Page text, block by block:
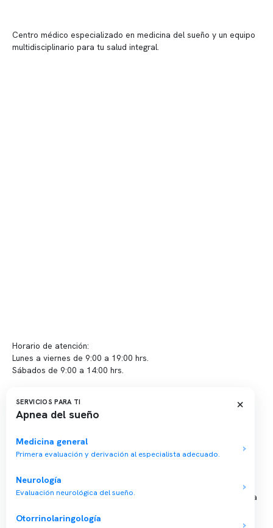
Centro médico especializado en medicina del sueño y un equipo
multidisciplinario para tu salud integral.
Horario de atención:
Lunes a viernes de 9:00 a 19:00 hrs.
Sábados de 9:00 a 14:00 hrs.
Sucursales
📍 Vitacura: Av. Kennedy 5488, Patio Inglés, piso -1, local 003
📍 Providencia: Av. Andrés Bello 2337, local 2
Reserva tu hora
Agenda tu consulta médica o examen del sueño de forma rápida
SERVICIOS PARA TI
Apnea del sueño
×
Medicina general
Primera evaluación y derivación al especialista adecuado.
Neurología
Evaluación neurológica del sueño.
Otorrinolaringología